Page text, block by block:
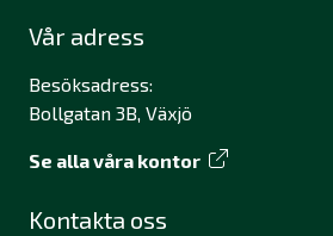
Vår adress
Besöksadress:
Bollgatan 3B, Växjö
Se alla våra kontor
Kontakta oss